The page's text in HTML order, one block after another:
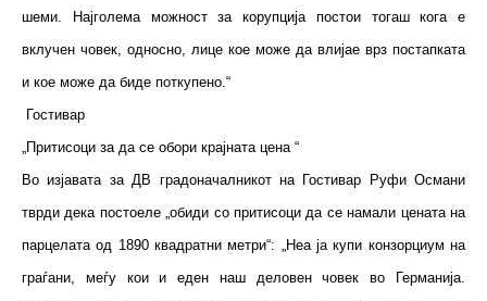
шеми. Најголема можност за корупција постои тогаш кога е
вклучен човек, односно, лице кое може да влијае врз постапката
и кое може да биде поткупено.“
Гостивар
„Притисоци за да се обори крајната цена “
Во изјавата за ДВ градоначалникот на Гостивар Руфи Османи
тврди дека постоеле „обиди со притисоци да се намали цената на
парцелата од 1890 квадратни метри“: „Неа ја купи конзорциум на
граѓани, меѓу кои и еден наш деловен човек во Германија.